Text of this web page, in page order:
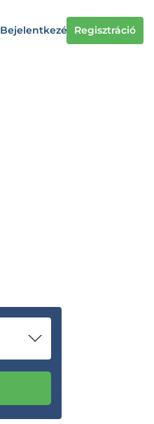
Bejelentkezés Regisztráció